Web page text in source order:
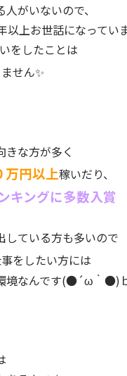
がいないので、
以上お世話になってい
をしたことは
せん✨
きな方が多く
万円以上稼いだり、
キングに多数入賞
している方も多いので
をしたい方には
境なんです(●´ω｀●)